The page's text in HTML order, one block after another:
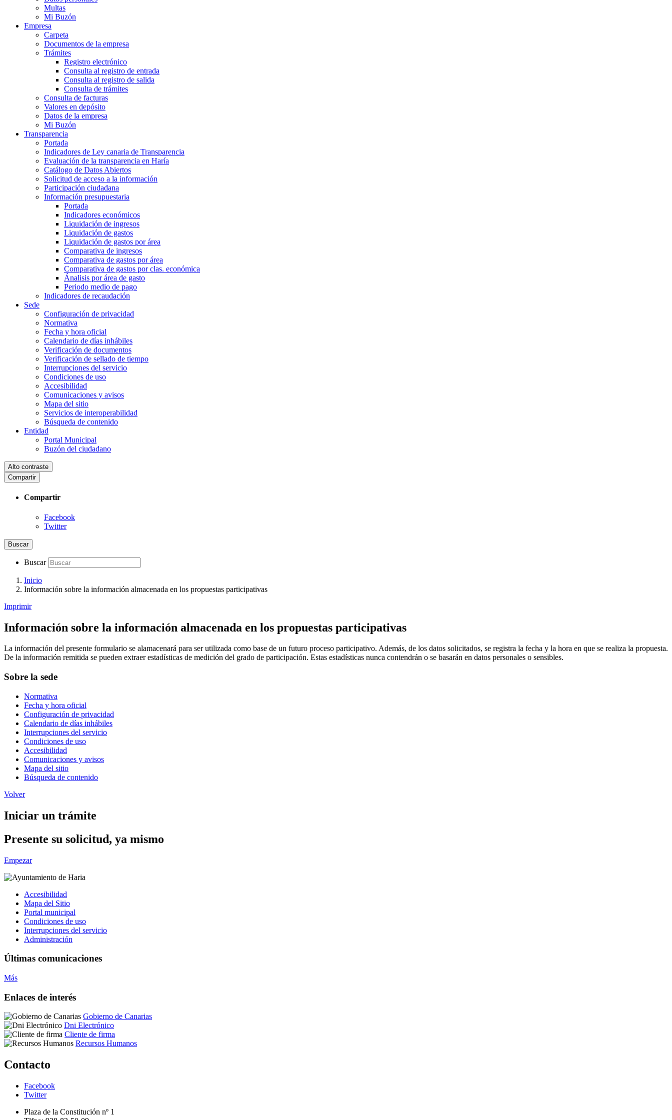
Multas
Mi Buzón
Empresa
Carpeta
Documentos de la empresa
Trámites
Registro electrónico
Consulta al registro de entrada
Consulta al registro de salida
Consulta de trámites
Consulta de facturas
Valores en depósito
Datos de la empresa
Mi Buzón
Transparencia
Portada
Indicadores de Ley canaria de Transparencia
Evaluación de la transparencia en Haría
Catálogo de Datos Abiertos
Solicitud de acceso a la información
Participación ciudadana
Información presupuestaria
Portada
Indicadores económicos
Liquidación de ingresos
Liquidación de gastos
Liquidación de gastos por área
Comparativa de ingresos
Comparativa de gastos por área
Comparativa de gastos por clas. económica
Ánalisis por área de gasto
Periodo medio de pago
Indicadores de recaudación
Sede
Configuración de privacidad
Normativa
Fecha y hora oficial
Calendario de días inhábiles
Verificación de documentos
Verificación de sellado de tiempo
Interrupciones del servicio
Condiciones de uso
Accesibilidad
Comunicaciones y avisos
Mapa del sitio
Servicios de interoperabilidad
Búsqueda de contenido
Entidad
Portal Municipal
Buzón del ciudadano
Alto contraste
Compartir
Compartir
Facebook
Twitter
Buscar
Buscar
Inicio
Información sobre la información almacenada en los propuestas participativas
Imprimir
Información sobre la información almacenada en los propuestas participativas
La información del presente formulario se alamacenará para ser utilizada como base de un futuro proceso participativo. Además, de los datos solicitados, se registra la fecha y la hora en que se realiza la propuesta.
De la información remitida se pueden extraer estadísticas de medición del grado de participación. Estas estadísticas nunca contendrán o se basarán en datos personales o sensibles.
Sobre la sede
Normativa
Fecha y hora oficial
Configuración de privacidad
Calendario de días inhábiles
Interrupciones del servicio
Condiciones de uso
Accesibilidad
Comunicaciones y avisos
Mapa del sitio
Búsqueda de contenido
Volver
Iniciar un trámite
Presente su solicitud, ya mismo
Empezar
Accesibilidad
Mapa del Sitio
Portal municipal
Condiciones de uso
Interrupciones del servicio
Administración
Últimas comunicaciones
Más
Enlaces de interés
Gobierno de Canarias
Dni Electrónico
Cliente de firma
Recursos Humanos
Contacto
Facebook
Twitter
Plaza de la Constitución nº 1